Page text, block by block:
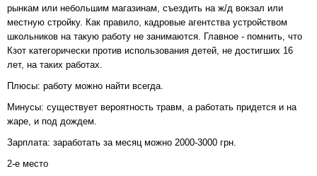
рынкам или небольшим магазинам, съездить на ж/д вокзал или
местную стройку. Как правило, кадровые агентства устройством
школьников на такую работу не занимаются. Главное - помнить, что
Кзот категорически против использования детей, не достигших 16
лет, на таких работах.
Плюсы: работу можно найти всегда.
Минусы: существует вероятность травм, а работать придется и на
жаре, и под дождем.
Зарплата: заработать за месяц можно 2000-3000 грн.
2-е место